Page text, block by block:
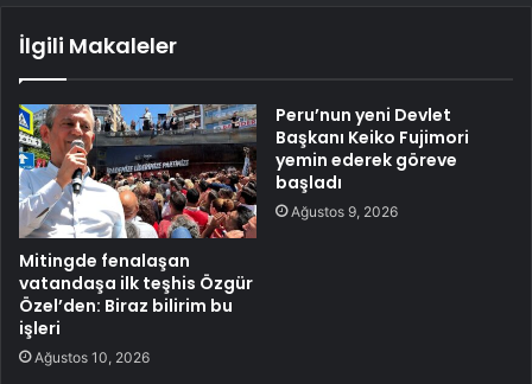
İlgili Makaleler
Mitingde fenalaşan
vatandaşa ilk teşhis Özgür
Özel’den: Biraz bilirim bu
işleri
Ağustos 10, 2026
Peru’nun yeni Devlet
Başkanı Keiko Fujimori
yemin ederek göreve
başladı
Ağustos 9, 2026